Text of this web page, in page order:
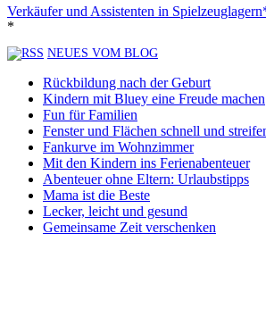
Verkäufer und Assistenten in
*
NEUES VOM BLOG
Rückbildung nach der Geburt
Kindern mit Bluey eine Freude machen
Fun für Familien
Fenster und Flächen schnell und
Fankurve im Wohnzimmer
Mit den Kindern ins Ferienabenteuer
Abenteuer ohne Eltern: Urlaubstipps
Mama ist die Beste
Lecker, leicht und gesund
Gemeinsame Zeit verschenken